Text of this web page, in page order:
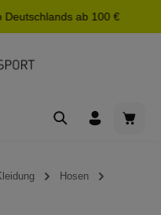
Deutschlands ab 100 €
Hosen